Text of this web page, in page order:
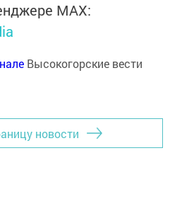
MАХ:
Высокогорские вести
новости